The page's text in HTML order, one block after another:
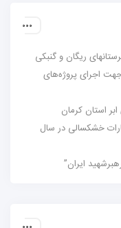
ریگان و گنبکی
اجرای پروژه‌های
استان کرمان
خشکسالی در سال
ایران”